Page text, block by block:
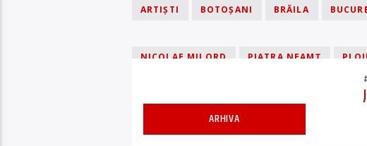
ARTIȘTI BOTOŞANI BRĂILA
NICOLAE MILORD PIATRA NEAMȚ
ARHIVA